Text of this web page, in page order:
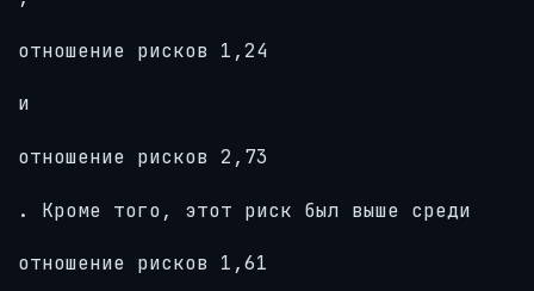
отношение рисков 1,24
и
отношение рисков 2,73
. Кроме того, этот риск был выше среди
отношение рисков 1,61